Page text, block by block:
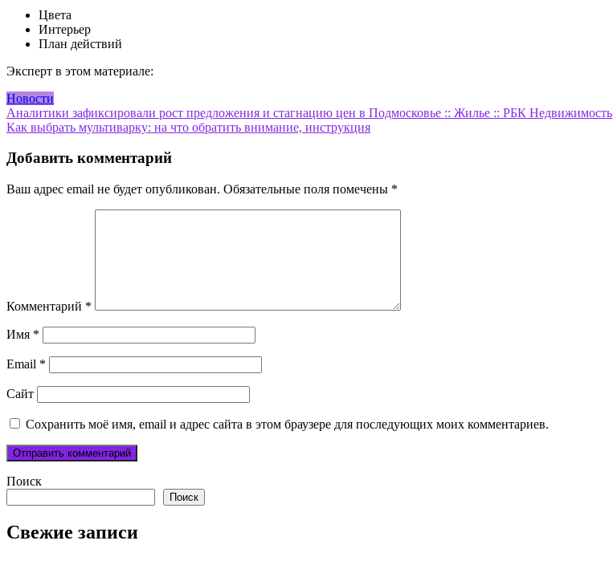
Цвета
Интерьер
План действий
Эксперт в этом материале:
Новости
Навигация
по
записям
Аналитики зафиксировали рост предложения и стагнацию цен в Подмосковье :: Жилье :: РБК Недвижимость
Как выбрать мультиварку: на что обратить внимание, инструкция
Добавить комментарий
Ваш адрес email не будет опубликован. Обязательные поля помечены *
Комментарий *
Имя *
Email *
Сайт
Сохранить моё имя, email и адрес сайта в этом браузере для последующих моих комментариев.
Поиск
Поиск
Свежие записи